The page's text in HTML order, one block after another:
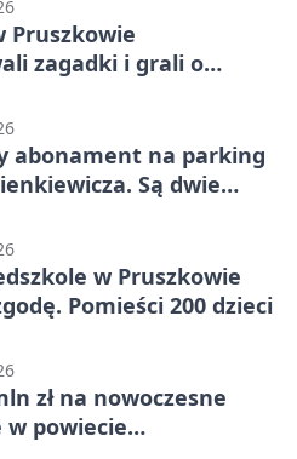
Pruszkowie
zagadki i grali o
abonament na parking
Są dwie
w Pruszkowie
Pomieści 200 dzieci
zł na nowoczesne
w powiecie